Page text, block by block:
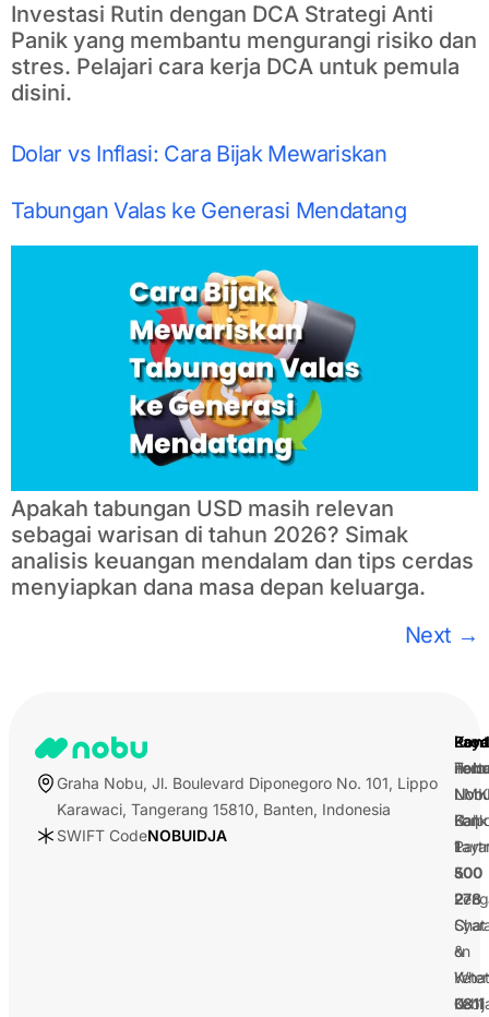
Investasi Rutin dengan DCA Strategi Anti
Panik yang membantu mengurangi risiko dan
stres. Pelajari cara kerja DCA untuk pemula
disini.
Dolar vs Inflasi: Cara Bijak Mewariskan
Tabungan Valas ke Generasi Mendatang
Apakah tabungan USD masih relevan
sebagai warisan di tahun 2026? Simak
analisis keuangan mendalam dan tips cerdas
menyiapkan dana masa depan keluarga.
Next →
Graha Nobu, Jl. Boulevard Diponegoro No. 101, Lippo
Karawaci, Tangerang 15810, Banten, Indonesia
SWIFT CodeNOBUIDJA
Bank
&
&
Call
1
500
278
Chat
on
0811